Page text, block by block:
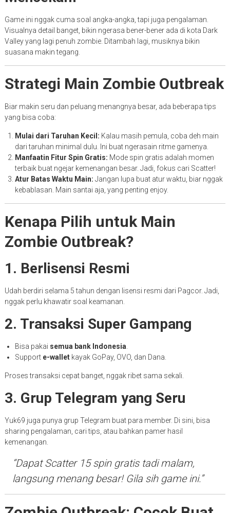
Game ini nggak cuma soal angka-angka, tapi juga pengalaman.
Visualnya detail banget, bikin ngerasa bener-bener ada di kota Dark
Valley yang lagi penuh zombie. Ditambah lagi, musiknya bikin
suasana makin tegang.
Strategi Main Zombie Outbreak
Biar makin seru dan peluang menangnya besar, ada beberapa tips
yang bisa coba:
Mulai dari Taruhan Kecil: Kalau masih pemula, coba deh main
dari taruhan minimal dulu. Ini buat ngerasain ritme gamenya.
Manfaatin Fitur Spin Gratis: Mode spin gratis adalah momen
terbaik buat ngejar kemenangan besar. Jadi, fokus cari Scatter!
Atur Batas Waktu Main: Jangan lupa buat atur waktu, biar nggak
kebablasan. Main santai aja, yang penting enjoy.
Kenapa Pilih untuk Main
Zombie Outbreak?
1. Berlisensi Resmi
Udah berdiri selama 5 tahun dengan lisensi resmi dari Pagcor. Jadi,
nggak perlu khawatir soal keamanan.
2. Transaksi Super Gampang
Bisa pakai semua bank Indonesia
Support e-walletkayak GoPay, OVO, dan Dana.
Proses transaksi cepat banget, nggak ribet sama sekali.
3. Grup Telegram yang Seru
Yuk69 juga punya grup Telegram buat para member. Di sini, bisa
sharing pengalaman, cari tips, atau bahkan pamer hasil
kemenangan.
“Dapat Scatter 15 spin gratis tadi malam,
langsung menang besar! Gila sih game ini.”